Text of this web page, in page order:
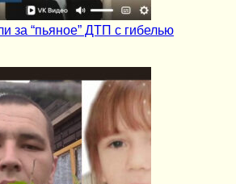
за “пьяное” ДТП с гибелью